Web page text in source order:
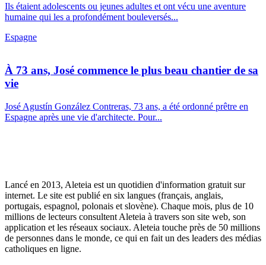
Ils étaient adolescents ou jeunes adultes et ont vécu une aventure
humaine qui les a profondément bouleversés...
Espagne
À 73 ans, José commence le plus beau chantier de sa
vie
José Agustín González Contreras, 73 ans, a été ordonné prêtre en
Espagne après une vie d'architecte. Pour...
Lancé en 2013, Aleteia est un quotidien d'information gratuit sur
internet. Le site est publié en six langues (français, anglais,
portugais, espagnol, polonais et slovène). Chaque mois, plus de 10
millions de lecteurs consultent Aleteia à travers son site web, son
application et les réseaux sociaux. Aleteia touche près de 50 millions
de personnes dans le monde, ce qui en fait un des leaders des médias
catholiques en ligne.